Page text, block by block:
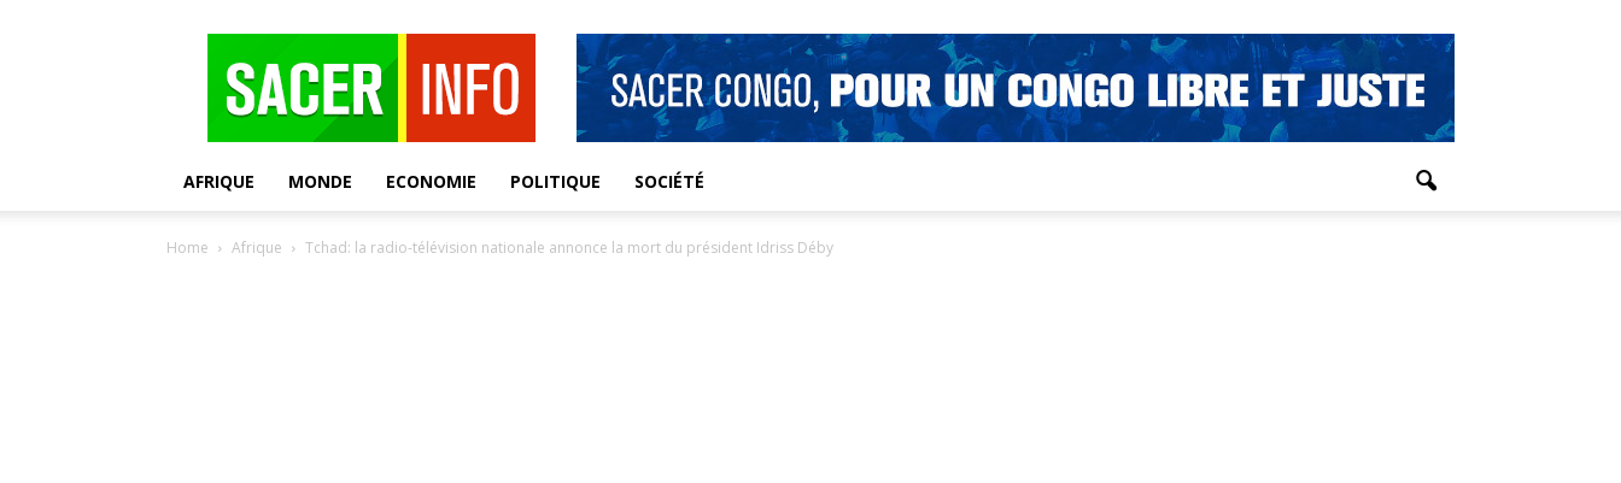
AFRIQUE MONDE ECONOMIE POLITIQUE SOCIÉTÉ
Home Afrique Tchad: la radio-télévision nationale annonce la mort du président Idriss Déby